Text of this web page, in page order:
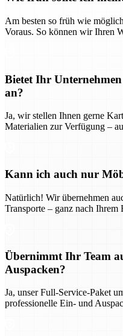
Am besten so früh wie
Voraus. So können wir Ihren
Bietet Ihr
an?
Ja, wir stellen Ihnen gerne
Materialien zur Verfügung –
Kann ich auch nur
Natürlich! Wir übernehmen
Transporte – ganz nach Ihrem
Übernimmt Ihr Team
Auspacken?
Ja, unser Full-Service-Paket
professionelle Ein- und